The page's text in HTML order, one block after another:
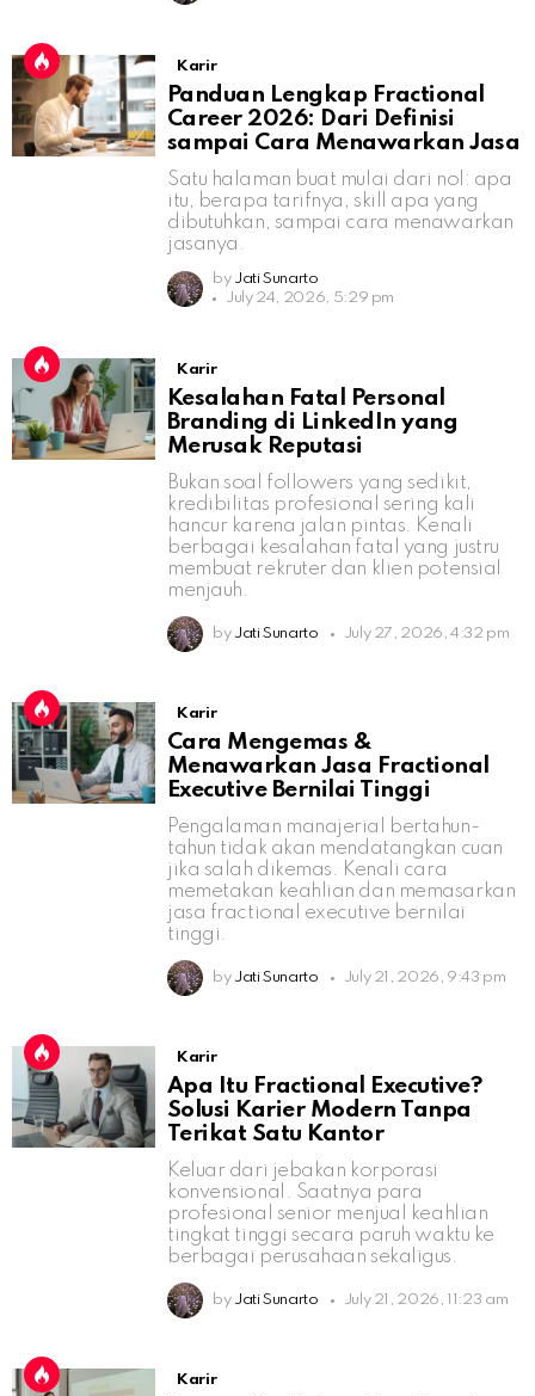
Karir
Panduan Lengkap Fractional
Career 2026: Dari Definisi
sampai Cara Menawarkan Jasa
Satu halaman buat mulai dari nol: apa
itu, berapa tarifnya, skill apa yang
dibutuhkan, sampai cara menawarkan
jasanya.
by Jati Sunarto
July 24, 2026, 5:29 pm
Karir
Kesalahan Fatal Personal
Branding di LinkedIn yang
Merusak Reputasi
Bukan soal followers yang sedikit,
kredibilitas profesional sering kali
hancur karena jalan pintas. Kenali
berbagai kesalahan fatal yang justru
membuat rekruter dan klien potensial
menjauh.
by Jati Sunarto July 27, 2026, 4:32 pm
Karir
Cara Mengemas &
Menawarkan Jasa Fractional
Executive Bernilai Tinggi
Pengalaman manajerial bertahun-
tahun tidak akan mendatangkan cuan
jika salah dikemas. Kenali cara
memetakan keahlian dan memasarkan
jasa fractional executive bernilai
tinggi.
by Jati Sunarto July 21, 2026, 9:43 pm
Karir
Apa Itu Fractional Executive?
Solusi Karier Modern Tanpa
Terikat Satu Kantor
Keluar dari jebakan korporasi
konvensional. Saatnya para
profesional senior menjual keahlian
tingkat tinggi secara paruh waktu ke
berbagai perusahaan sekaligus.
by Jati Sunarto July 21, 2026, 11:23 am
Karir